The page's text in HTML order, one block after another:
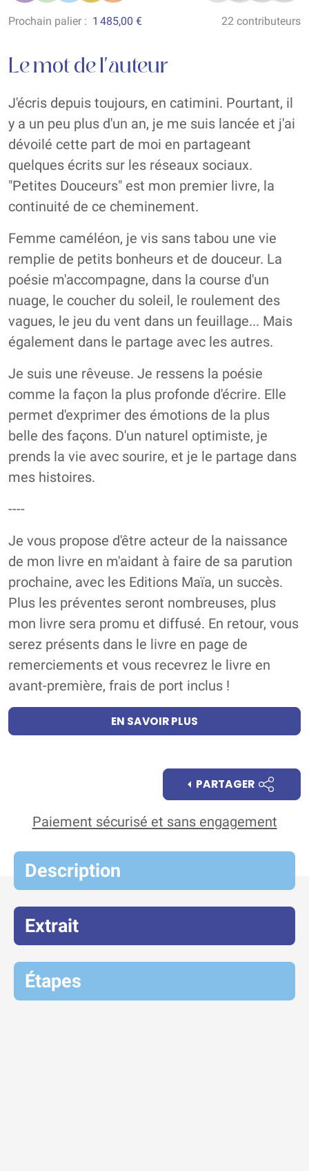
Prochain palier : 1 485,00 € 22 contributeurs
Le mot de l'auteur
J'écris depuis toujours, en catimini. Pourtant, il
y a un peu plus d'un an, je me suis lancée et j'ai
dévoilé cette part de moi en partageant
quelques écrits sur les réseaux sociaux.
"Petites Douceurs" est mon premier livre, la
continuité de ce cheminement.
Femme caméléon, je vis sans tabou une vie
remplie de petits bonheurs et de douceur. La
poésie m'accompagne, dans la course d'un
nuage, le coucher du soleil, le roulement des
vagues, le jeu du vent dans un feuillage... Mais
également dans le partage avec les autres.
Je suis une rêveuse. Je ressens la poésie
comme la façon la plus profonde d'écrire. Elle
permet d'exprimer des émotions de la plus
belle des façons. D'un naturel optimiste, je
prends la vie avec sourire, et je le partage dans
mes histoires.
----
Je vous propose d'être acteur de la naissance
de mon livre en m'aidant à faire de sa parution
prochaine, avec les Editions Maïa, un succès.
Plus les préventes seront nombreuses, plus
mon livre sera promu et diffusé. En retour, vous
serez présents dans le livre en page de
remerciements et vous recevrez le livre en
avant-première, frais de port inclus !
EN SAVOIR PLUS
Paiement sécurisé et sans engagement
PARTAGER
Description
Extrait
Étapes